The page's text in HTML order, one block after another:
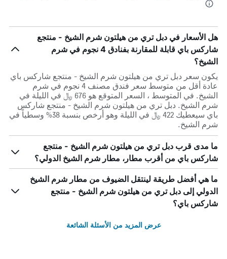
هل الأسعار في دبل تري من هيلتون شرم الشيخ - منتجع
شاركس باي قابلة للمقارنة بفنادق 4 نجوم في شرم
الشيخ؟
يكون سعر دبل تري من هيلتون شرم الشيخ - منتجع شاركس باي
عادة أقل من متوسط ​​سعر فندق مصنف 4 نجوم في شرم
الشيخ. في المتوسط ، السعر المتوقع هو 676 ﷼ في الليلة في
شرم الشيخ. دبل تري من هيلتون شرم الشيخ - منتجع شاركس
باي سيعطيك 422 ﷼ في الليلة وهو أرخص بنسبة 38% وسطياً في
شرم الشيخ.
ما مدى قرب دبل تري من هيلتون شرم الشيخ - منتجع
شاركس باي من أقرب مطار، مطار شرم الشيخ الدولي؟
ما هي أفضل طريقة لينتقل الضيوف من مطار شرم الشيخ
الدولي إلى دبل تري من هيلتون شرم الشيخ - منتجع
شاركس باي؟
عرض المزيد من الأسئلة الشائعة